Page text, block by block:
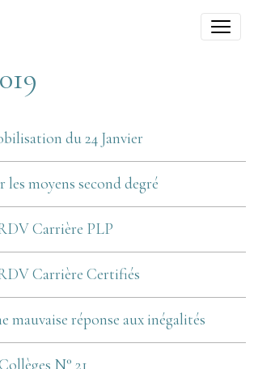
du 24 Janvier
moyens second degré
Carrière PLP
Carrière Certifiés
mauvaise réponse aux inégalités
N° 21